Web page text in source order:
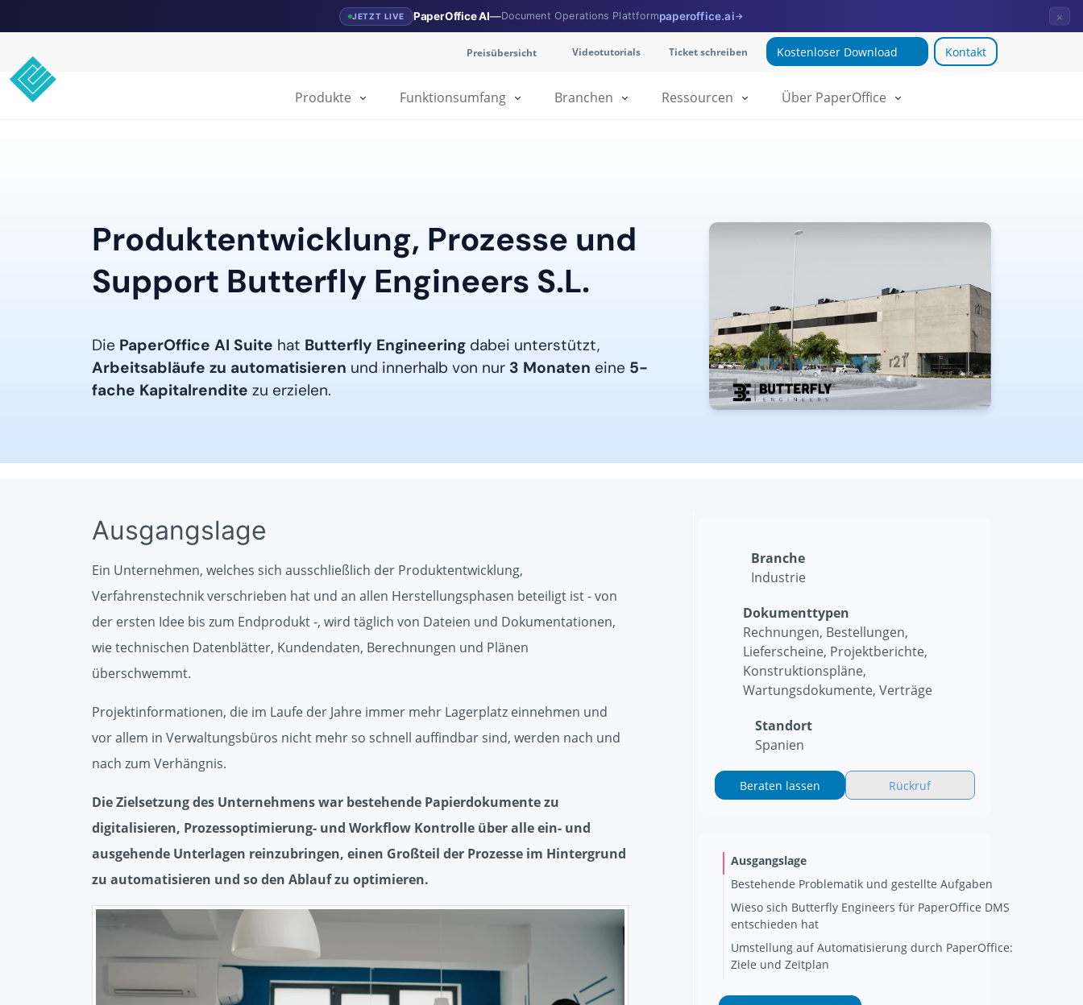
JETZT LIVE PaperOffice AI—Document Operations Plattformpaperoffice.ai→ ×
Preisübersicht Videotutorials Ticket schreiben Kostenloser Download Kontakt
Über PaperOffice
Ressourcen
Branchen
Funktionsumfang
Produkte
Produktentwicklung, Prozesse und
Support Butterfly Engineers S.L.
Die PaperOffice AI Suite hat Butterfly Engineering dabei unterstützt,
Arbeitsabläufe zu automatisieren und innerhalb von nur 3 Monaten eine 5-
fache Kapitalrendite zu erzielen.
Ausgangslage
Ein Unternehmen, welches sich ausschließlich der Produktentwicklung,
Verfahrenstechnik verschrieben hat und an allen Herstellungsphasen beteiligt ist - von
der ersten Idee bis zum Endprodukt -, wird täglich von Dateien und Dokumentationen,
wie technischen Datenblätter, Kundendaten, Berechnungen und Plänen
überschwemmt.
Projektinformationen, die im Laufe der Jahre immer mehr Lagerplatz einnehmen und
vor allem in Verwaltungsbüros nicht mehr so schnell auffindbar sind, werden nach und
nach zum Verhängnis.
Die Zielsetzung des Unternehmens war bestehende Papierdokumente zu
digitalisieren, Prozessoptimierung- und Workflow Kontrolle über alle ein- und
ausgehende Unterlagen reinzubringen, einen Großteil der Prozesse im Hintergrund
zu automatisieren und so den Ablauf zu optimieren.
Branche
Industrie
Dokumenttypen
Rechnungen, Bestellungen,
Lieferscheine, Projektberichte,
Konstruktionspläne,
Wartungsdokumente, Verträge
Standort
Spanien
Beraten lassen Rückruf
Ausgangslage
Bestehende Problematik und gestellte Aufgaben
Wieso sich Butterfly Engineers für PaperOffice DMS
entschieden hat
Umstellung auf Automatisierung durch PaperOffice:
Ziele und Zeitplan